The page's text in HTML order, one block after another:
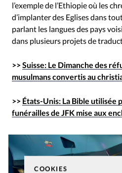
COOKIES
l’exemple de l’Ethiopie où les
d’implanter des Eglises dans
parlant les langues des pays
dans plusieurs projets de
>>Suisse: Le Dimanche des
musulmans convertis au
>> États-Unis: La Bible utilisée
funérailles de JFK mise aux